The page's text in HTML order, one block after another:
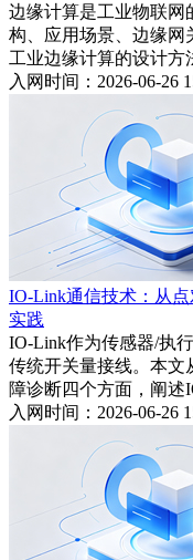
边缘计算是工业物联网
构、应用场景、边缘网
工业边缘计算的设计方
入网时间：2026-06-26
IO-Link通信技术：从
实践
IO-Link作为传感器/执
传统开关量接线。本文
障诊断四个方面，阐述
入网时间：2026-06-26